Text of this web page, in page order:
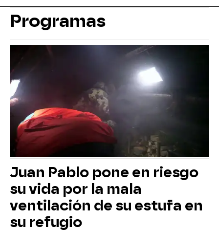
Programas
Juan Pablo pone en riesgo
su vida por la mala
ventilación de su estufa en
su refugio